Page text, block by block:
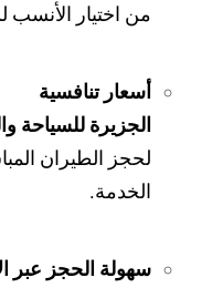
من اختيار الأنسب
أسعار تنافسية
الجزيرة للسياحة
لحجز الطيران
الخدمة.
سهولة الحجز عبر